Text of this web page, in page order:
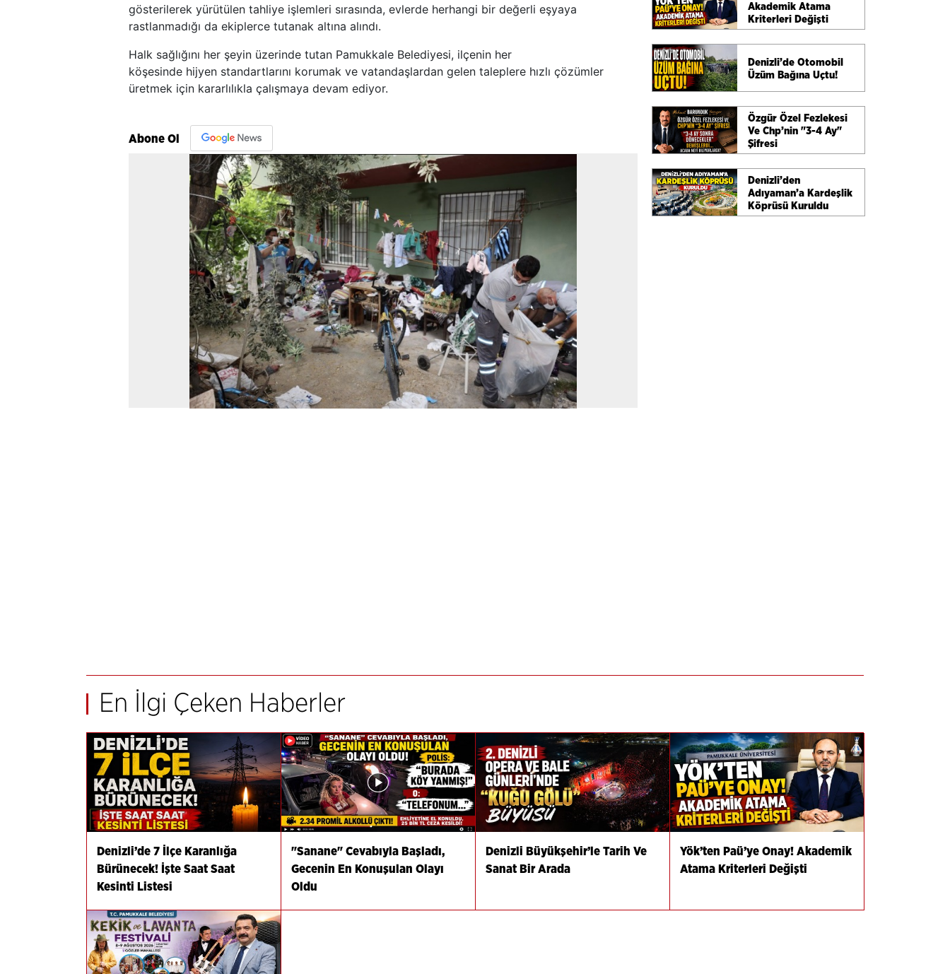
gösterilerek yürütülen tahliye işlemleri sırasında, evlerde herhangi bir değerli eşyaya
rastlanmadığı da ekiplerce tutanak altına alındı.
Halk sağlığını her şeyin üzerinde tutan Pamukkale Belediyesi, ilçenin her
köşesinde hijyen standartlarını korumak ve vatandaşlardan gelen taleplere hızlı çözümler
üretmek için kararlılıkla çalışmaya devam ediyor.
Abone Ol
Akademik Atama
Kriterleri Değişti
Denizli’de Otomobil
Üzüm Bağına Uçtu!
Özgür Özel Fezlekesi
Ve Chp’nin "3-4 Ay"
Şifresi
Denizli’den
Adıyaman’a Kardeşlik
Köprüsü Kuruldu
En İlgi Çeken Haberler
Denizli’de 7 İlçe Karanlığa
Bürünecek! İşte Saat Saat
Kesinti Listesi
"Sanane" Cevabıyla Başladı,
Gecenin En Konuşulan Olayı
Oldu
Denizli Büyükşehir’le Tarih Ve
Sanat Bir Arada
Yök’ten Paü’ye Onay! Akademik
Atama Kriterleri Değişti